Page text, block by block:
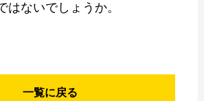
はないでしょうか。
一覧に戻る